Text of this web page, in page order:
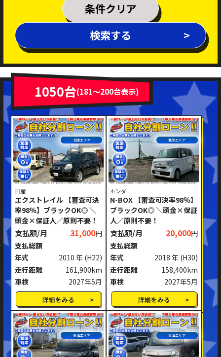
排気量
年式 ～
新着車両
修復歴あり
ミッション
AT
MT
ハンドル
右ハンドル
閉じる
条件クリア
検索する
1050台(181～200台表示)
北陸エリア
日産
エクストレイル 【審査可決
率98％】ブラックOK◎ ＼
頭金×保証人／原則不要！
支払額/月 31,000円
支払総額
年式
2010 年 (H22)
走行距離
161,900km
車検
2027年5月
詳細をみる
北陸エリア
ホンダ
N-BOX 【審査可決率98％】
ブラックOK◎ ＼頭金×保証
人／原則不要！
支払額/月 20,000円
支払総額
年式
2018 年 (H30)
走行距離
158,400km
車検
2027年5月
詳細をみる
東海エリア 東海エリア